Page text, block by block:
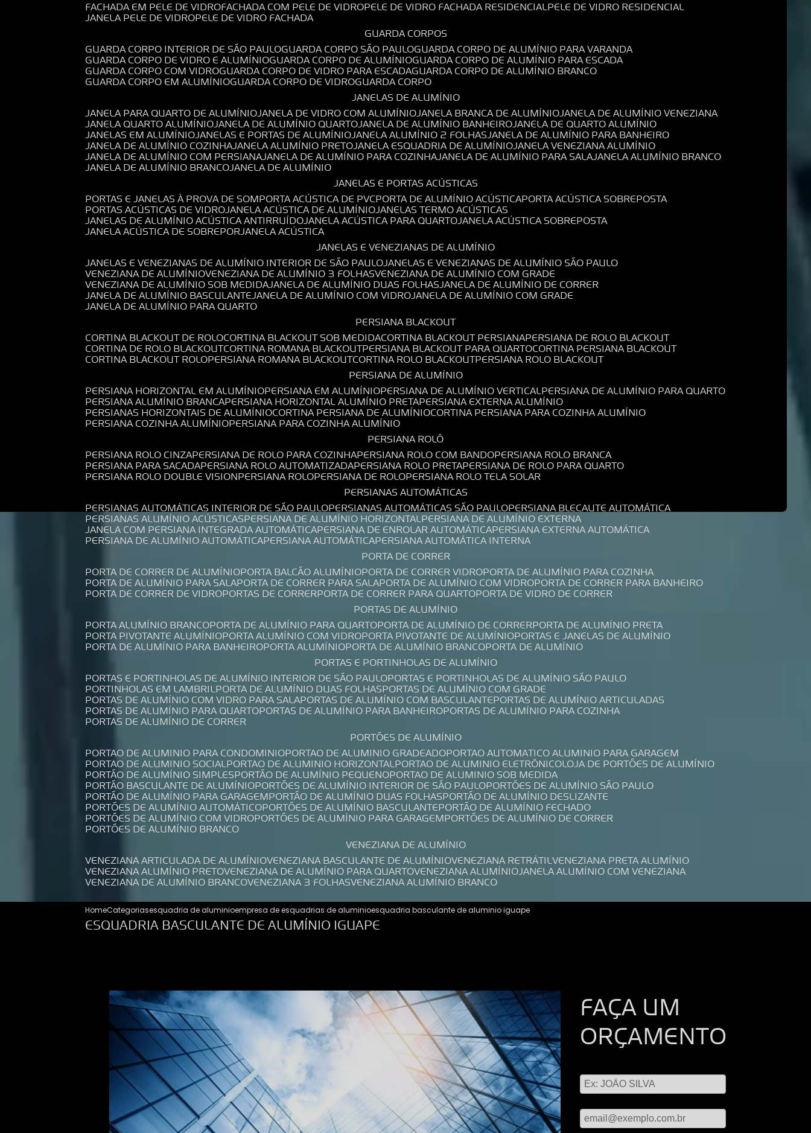
FACHADA EM PELE DE VIDRO FACHADA COM PELE DE VIDRO PELE DE VIDRO FACHADA RESIDENCIAL PELE DE VIDRO RESIDENCIAL
JANELA PELE DE VIDRO PELE DE VIDRO FACHADA
GUARDA CORPOS
GUARDA CORPO INTERIOR DE SÃO PAULO GUARDA CORPO SÃO PAULO GUARDA CORPO DE ALUMÍNIO PARA VARANDA
GUARDA CORPO DE VIDRO E ALUMÍNIO GUARDA CORPO DE ALUMÍNIO GUARDA CORPO DE ALUMÍNIO PARA ESCADA
GUARDA CORPO COM VIDRO GUARDA CORPO DE VIDRO PARA ESCADA GUARDA CORPO DE ALUMÍNIO BRANCO
GUARDA CORPO EM ALUMÍNIO GUARDA CORPO DE VIDRO GUARDA CORPO
JANELAS DE ALUMÍNIO
JANELA PARA QUARTO DE ALUMÍNIO JANELA DE VIDRO COM ALUMÍNIO JANELA BRANCA DE ALUMÍNIO JANELA DE ALUMÍNIO VENEZIANA
JANELA QUARTO ALUMÍNIO JANELA DE ALUMÍNIO QUARTO JANELA DE ALUMÍNIO BANHEIRO JANELA DE QUARTO ALUMÍNIO
JANELAS EM ALUMÍNIO JANELAS E PORTAS DE ALUMÍNIO JANELA ALUMÍNIO 2 FOLHAS JANELA DE ALUMÍNIO PARA BANHEIRO
JANELA DE ALUMÍNIO COZINHA JANELA ALUMÍNIO PRETO JANELA ESQUADRIA DE ALUMÍNIO JANELA VENEZIANA ALUMÍNIO
JANELA DE ALUMÍNIO COM PERSIANA JANELA DE ALUMÍNIO PARA COZINHA JANELA DE ALUMÍNIO PARA SALA JANELA ALUMÍNIO BRANCO
JANELA DE ALUMÍNIO BRANCO JANELA DE ALUMÍNIO
JANELAS E PORTAS ACÚSTICAS
PORTAS E JANELAS À PROVA DE SOM PORTA ACÚSTICA DE PVC PORTA DE ALUMÍNIO ACÚSTICA PORTA ACÚSTICA SOBREPOSTA
PORTAS ACÚSTICAS DE VIDRO JANELA ACÚSTICA DE ALUMÍNIO JANELAS TERMO ACÚSTICAS
JANELAS DE ALUMÍNIO ACÚSTICA ANTIRRUÍDO JANELA ACÚSTICA PARA QUARTO JANELA ACÚSTICA SOBREPOSTA
JANELA ACÚSTICA DE SOBREPOR JANELA ACÚSTICA
JANELAS E VENEZIANAS DE ALUMÍNIO
JANELAS E VENEZIANAS DE ALUMÍNIO INTERIOR DE SÃO PAULO JANELAS E VENEZIANAS DE ALUMÍNIO SÃO PAULO
VENEZIANA DE ALUMÍNIO VENEZIANA DE ALUMÍNIO 3 FOLHAS VENEZIANA DE ALUMÍNIO COM GRADE
VENEZIANA DE ALUMÍNIO SOB MEDIDA JANELA DE ALUMÍNIO DUAS FOLHAS JANELA DE ALUMÍNIO DE CORRER
JANELA DE ALUMÍNIO BASCULANTE JANELA DE ALUMÍNIO COM VIDRO JANELA DE ALUMÍNIO COM GRADE
JANELA DE ALUMÍNIO PARA QUARTO
PERSIANA BLACKOUT
CORTINA BLACKOUT DE ROLO CORTINA BLACKOUT SOB MEDIDA CORTINA BLACKOUT PERSIANA PERSIANA DE ROLO BLACKOUT
CORTINA DE ROLO BLACKOUT CORTINA ROMANA BLACKOUT PERSIANA BLACKOUT PARA QUARTO CORTINA PERSIANA BLACKOUT
CORTINA BLACKOUT ROLO PERSIANA ROMANA BLACKOUT CORTINA ROLO BLACKOUT PERSIANA ROLO BLACKOUT
PERSIANA DE ALUMÍNIO
PERSIANA HORIZONTAL EM ALUMÍNIO PERSIANA EM ALUMÍNIO PERSIANA DE ALUMÍNIO VERTICAL PERSIANA DE ALUMÍNIO PARA QUARTO
PERSIANA ALUMÍNIO BRANCA PERSIANA HORIZONTAL ALUMÍNIO PRETA PERSIANA EXTERNA ALUMÍNIO
PERSIANAS HORIZONTAIS DE ALUMÍNIO CORTINA PERSIANA DE ALUMÍNIO CORTINA PERSIANA PARA COZINHA ALUMÍNIO
PERSIANA COZINHA ALUMÍNIO PERSIANA PARA COZINHA ALUMÍNIO
PERSIANA ROLÔ
PERSIANA ROLO CINZA PERSIANA DE ROLO PARA COZINHA PERSIANA ROLO COM BANDO PERSIANA ROLO BRANCA
PERSIANA PARA SACADA PERSIANA ROLO AUTOMATIZADA PERSIANA ROLO PRETA PERSIANA DE ROLO PARA QUARTO
PERSIANA ROLO DOUBLE VISION PERSIANA ROLO PERSIANA DE ROLO PERSIANA ROLO TELA SOLAR
PERSIANAS AUTOMÁTICAS
PERSIANAS AUTOMÁTICAS INTERIOR DE SÃO PAULO PERSIANAS AUTOMÁTICAS SÃO PAULO PERSIANA BLECAUTE AUTOMÁTICA
PERSIANAS ALUMÍNIO ACÚSTICAS PERSIANA DE ALUMÍNIO HORIZONTAL PERSIANA DE ALUMÍNIO EXTERNA
JANELA COM PERSIANA INTEGRADA AUTOMÁTICA PERSIANA DE ENROLAR AUTOMÁTICA PERSIANA EXTERNA AUTOMÁTICA
PERSIANA DE ALUMÍNIO AUTOMÁTICA PERSIANA AUTOMÁTICA PERSIANA AUTOMÁTICA INTERNA
PORTA DE CORRER
PORTA DE CORRER DE ALUMÍNIO PORTA BALCÃO ALUMÍNIO PORTA DE CORRER VIDRO PORTA DE ALUMÍNIO PARA COZINHA
PORTA DE ALUMÍNIO PARA SALA PORTA DE CORRER PARA SALA PORTA DE ALUMÍNIO COM VIDRO PORTA DE CORRER PARA BANHEIRO
PORTA DE CORRER DE VIDRO PORTAS DE CORRER PORTA DE CORRER PARA QUARTO PORTA DE VIDRO DE CORRER
PORTAS DE ALUMÍNIO
PORTA ALUMÍNIO BRANCO PORTA DE ALUMÍNIO PARA QUARTO PORTA DE ALUMÍNIO DE CORRER PORTA DE ALUMÍNIO PRETA
PORTA PIVOTANTE ALUMÍNIO PORTA ALUMÍNIO COM VIDRO PORTA PIVOTANTE DE ALUMÍNIO PORTAS E JANELAS DE ALUMÍNIO
PORTA DE ALUMÍNIO PARA BANHEIRO PORTA ALUMÍNIO PORTA DE ALUMÍNIO BRANCO PORTA DE ALUMÍNIO
PORTAS E PORTINHOLAS DE ALUMÍNIO
PORTAS E PORTINHOLAS DE ALUMÍNIO INTERIOR DE SÃO PAULO PORTAS E PORTINHOLAS DE ALUMÍNIO SÃO PAULO
PORTINHOLAS EM LAMBRIL PORTA DE ALUMÍNIO DUAS FOLHAS PORTAS DE ALUMÍNIO COM GRADE
PORTAS DE ALUMÍNIO COM VIDRO PARA SALA PORTAS DE ALUMÍNIO COM BASCULANTE PORTAS DE ALUMÍNIO ARTICULADAS
PORTAS DE ALUMÍNIO PARA QUARTO PORTAS DE ALUMÍNIO PARA BANHEIRO PORTAS DE ALUMÍNIO PARA COZINHA
PORTAS DE ALUMÍNIO DE CORRER
PORTÕES DE ALUMÍNIO
PORTAO DE ALUMINIO PARA CONDOMINIO PORTAO DE ALUMINIO GRADEADO PORTAO AUTOMATICO ALUMINIO PARA GARAGEM
PORTAO DE ALUMINIO SOCIAL PORTAO DE ALUMINIO HORIZONTAL PORTAO DE ALUMINIO ELETRÔNICO LOJA DE PORTÕES DE ALUMÍNIO
PORTÃO DE ALUMÍNIO SIMPLES PORTÃO DE ALUMÍNIO PEQUENO PORTAO DE ALUMINIO SOB MEDIDA
PORTÃO BASCULANTE DE ALUMÍNIO PORTÕES DE ALUMÍNIO INTERIOR DE SÃO PAULO PORTÕES DE ALUMÍNIO SÃO PAULO
PORTÃO DE ALUMÍNIO PARA GARAGEM PORTÃO DE ALUMÍNIO DUAS FOLHAS PORTÃO DE ALUMÍNIO DESLIZANTE
PORTÕES DE ALUMÍNIO AUTOMÁTICO PORTÕES DE ALUMÍNIO BASCULANTE PORTÃO DE ALUMÍNIO FECHADO
PORTÕES DE ALUMÍNIO COM VIDRO PORTÕES DE ALUMÍNIO PARA GARAGEM PORTÕES DE ALUMÍNIO DE CORRER
PORTÕES DE ALUMÍNIO BRANCO
VENEZIANA DE ALUMÍNIO
VENEZIANA ARTICULADA DE ALUMÍNIO VENEZIANA BASCULANTE DE ALUMÍNIO VENEZIANA RETRÁTIL VENEZIANA PRETA ALUMÍNIO
VENEZIANA ALUMÍNIO PRETO VENEZIANA DE ALUMÍNIO PARA QUARTO VENEZIANA ALUMÍNIO JANELA ALUMÍNIO COM VENEZIANA
VENEZIANA DE ALUMÍNIO BRANCO VENEZIANA 3 FOLHAS VENEZIANA ALUMÍNIO BRANCO
HomeCategoriasesquadria de aluminioempresa de esquadrias de aluminioesquadria basculante de aluminio iguape
ESQUADRIA BASCULANTE DE ALUMÍNIO IGUAPE
FAÇA UM
ORÇAMENTO